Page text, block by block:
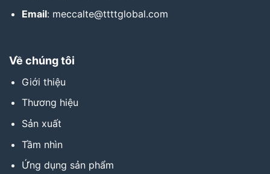
Email: meccalte@ttttglobal.com
Về chúng tôi
Giới thiệu
Thương hiệu
Sản xuất
Tầm nhìn
Ứng dụng sản phẩm